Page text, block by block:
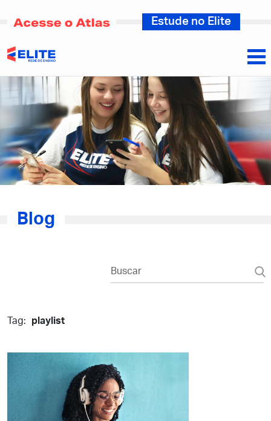
Estude no Elite
Blog
Tag: playlist